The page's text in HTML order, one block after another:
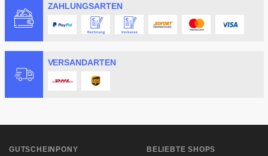
ZAHLUNGSARTEN
VERSANDARTEN
GUTSCHEINPONY BELIEBTE SHOPS